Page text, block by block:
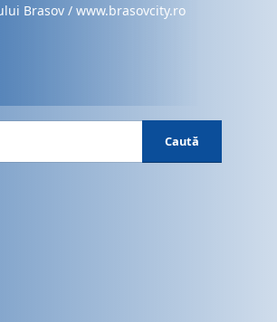
Brasov / www.brasovcity.ro
Caută